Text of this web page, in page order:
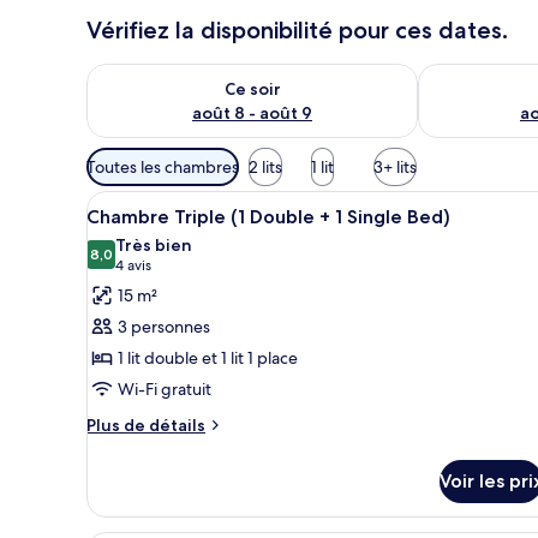
Vérifiez la disponibilité pour ces dates.
Ce soir
août 8 - août 9
Vérifier la disponibilité pour ce soir août 8 - août 9
Vérifier la
Filtres
disponibles
pour
les
chambres
Toutes les chambres 2 lits 1 lit 3+ lits
Afficher
toutes
les
photos
pour
ce
type
de
chambre :
(1
Une chambre d’hôtel avec
4
Chambre Triple (1 Double + 1 Single Bed)
8,08,0 sur 10
Très bien
4 avis
(4 avis)
15 m²
3 personnes
1 lit double et 1 lit 1 place
Wi-Fi gratuit
Plus de détails
Plus
le
type
Voir les